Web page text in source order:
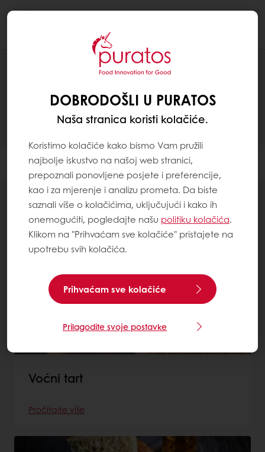
Filter
29items
Voćni tart
Pročitajte više
DOBRODOŠLI U PURATOS
Naša stranica koristi kolačiće.
Koristimo kolačiće kako bismo Vam pružili
najbolje iskustvo na našoj web stranici,
prepoznali ponovljene posjete i preferencije,
kao i za mjerenje i analizu prometa. Da biste
saznali više o kolačićima, uključujući i kako ih
onemogućiti, pogledajte našu politiku kolačića.
Klikom na "Prihvaćam sve kolačiće" pristajete na
upotrebu svih kolačića.
Prihvaćam sve kolačiće
Prilagodite svoje postavke